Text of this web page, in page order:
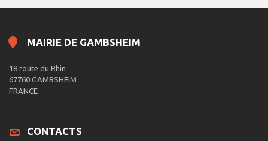
MAIRIE DE GAMBSHEIM
18 route du Rhin
67760 GAMBSHEIM
FRANCE
CONTACTS